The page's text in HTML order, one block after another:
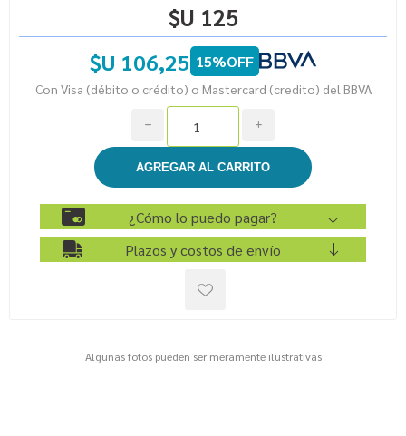
$U 125
$U 106,25 15%OFF
Con Visa (débito o crédito) o Mastercard (credito) del BBVA
i
h
¿Cómo lo puedo pagar?
Plazos y costos de envío
Algunas fotos pueden ser meramente ilustrativas